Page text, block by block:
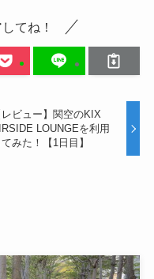
てね！
レビュー】関空のKIX
LOUNGEを利用
てみた！【1日目】